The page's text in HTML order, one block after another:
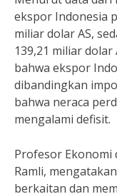
ekspor Indonesia
miliar dolar AS,
139,21 miliar
bahwa ekspor
dibandingkan
bahwa neraca
mengalami defisit.
Profesor Ekonomi
Ramli,
berkaitan dan